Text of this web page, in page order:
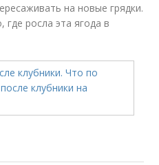
на новые грядки.
росла эта ягода в